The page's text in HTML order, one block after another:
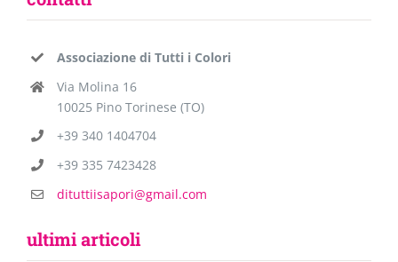
Associazione di Tutti i Colori
Via Molina 16
10025 Pino Torinese (TO)
+39 340 1404704
+39 335 7423428
dituttiisapori@gmail.com
ultimi articoli